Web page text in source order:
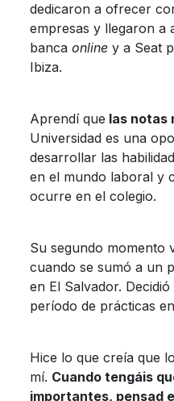
dedicaron a ofrecer
empresas y llegaron a
banca onliney a Seat
Ibiza.
Aprendí que las notas
Universidad es una
desarrollar las
en el mundo laboral y
ocurre en el colegio.
Su segundo momento
cuando se sumó a un
en El Salvador.
período de prácticas
Hice lo que creía que
mí. Cuando tengáis
importantes, pensad